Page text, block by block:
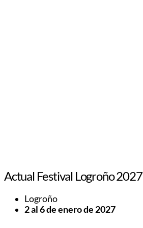
Actual Festival Logroño 2027
Logroño
2 al 6 de enero de 2027